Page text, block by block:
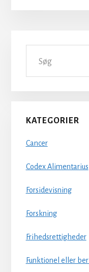
Primær
Sidebar
KATEGORIER
Cancer
Codex Alimentarius
Forsidevisning
Forskning
Frihedsrettigheder
Funktionel eller